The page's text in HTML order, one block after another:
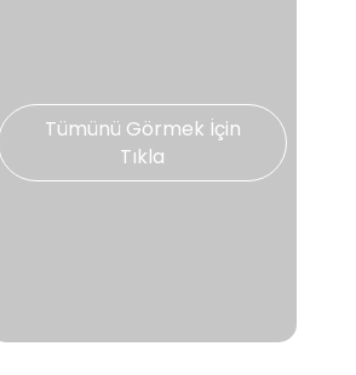
Tümünü Görmek İçin
Tıkla